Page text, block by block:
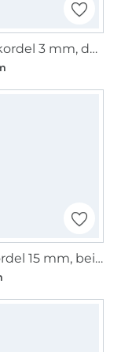
Anorakkordel 3 mm, dunkelblau
Flachkordel 15 mm, beige